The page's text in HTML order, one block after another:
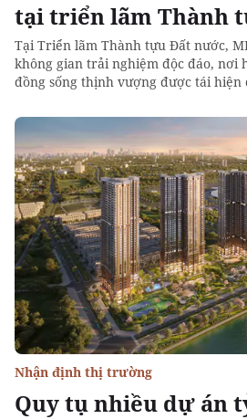
tại triển lãm Thành
Tại Triển lãm Thành tựu Đất nước,
không gian trải nghiệm độc đáo, nơi
đồng sống thịnh vượng được tái hiện
Quy tụ nhiều dự án
Nhận định thị trường